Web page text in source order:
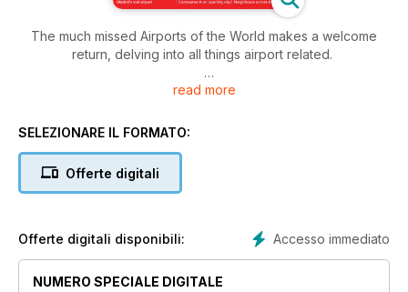
The much missed Airports of the World makes a welcome
return, delving into all things airport related.
This special 116-page publication features new articles about
airport, plus an in-depth look at Key West, and a study of the
In addition, read first-hand accounts of flying visits to Corsica
around the globe, it’s an issue not to be missed.
read more
SELEZIONARE IL FORMATO:
Offerte digitali
Accesso immediato
Offerte digitali disponibili:
NUMERO SPECIALE DIGITALE